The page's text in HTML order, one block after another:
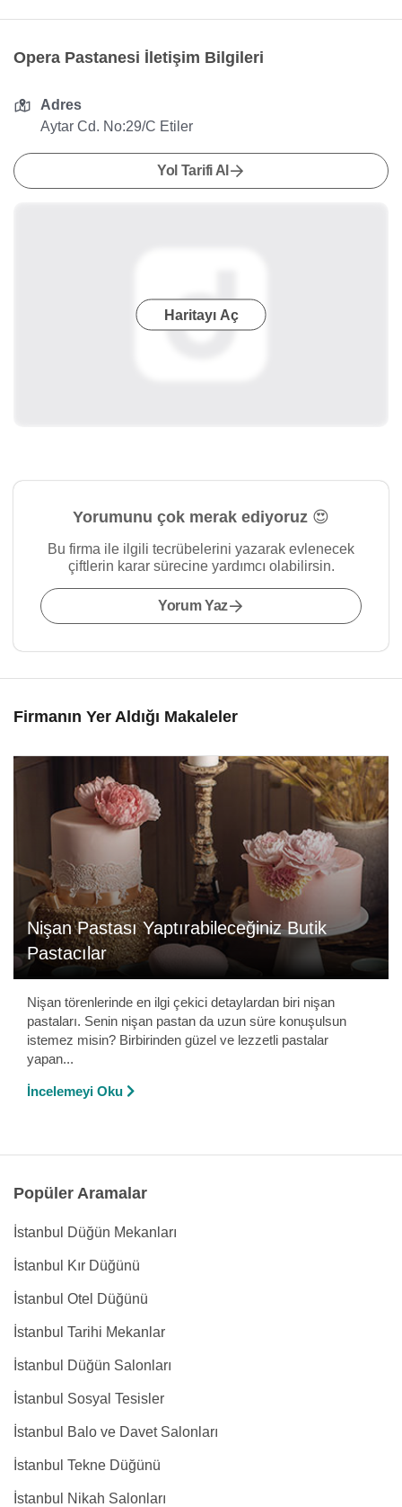
Opera Pastanesi İletişim Bilgileri
Adres
Aytar Cd. No:29/C Etiler
Yol Tarifi Al
Haritayı Aç
Yorumunu çok merak ediyoruz 😍
Bu firma ile ilgili tecrübelerini yazarak evlenecek
çiftlerin karar sürecine yardımcı olabilirsin.
Yorum Yaz
Firmanın Yer Aldığı Makaleler
Nişan Pastası Yaptırabileceğiniz Butik
Pastacılar
Nişan törenlerinde en ilgi çekici detaylardan biri nişan
pastaları. Senin nişan pastan da uzun süre konuşulsun
istemez misin? Birbirinden güzel ve lezzetli pastalar
yapan...
İncelemeyi Oku
Popüler Aramalar
İstanbul Düğün Mekanları
İstanbul Kır Düğünü
İstanbul Otel Düğünü
İstanbul Tarihi Mekanlar
İstanbul Düğün Salonları
İstanbul Sosyal Tesisler
İstanbul Balo ve Davet Salonları
İstanbul Tekne Düğünü
İstanbul Nikah Salonları